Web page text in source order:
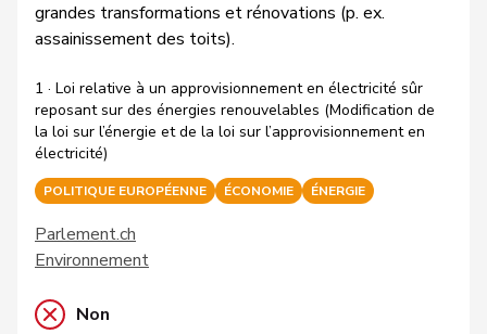
grandes transformations et rénovations (p. ex.
assainissement des toits).
1 · Loi relative à un approvisionnement en électricité sûr
reposant sur des énergies renouvelables (Modification de
la loi sur l’énergie et de la loi sur l’approvisionnement en
électricité)
POLITIQUE EUROPÉENNE ÉCONOMIE ÉNERGIE
Parlement.ch
Environnement
Non